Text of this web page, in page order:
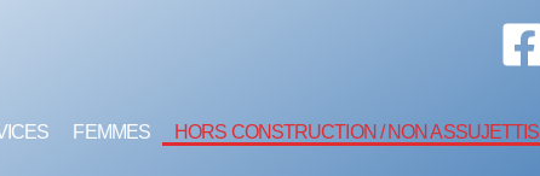
FEMMES HORS CONSTRUCTION / NON ASSUJETTIS